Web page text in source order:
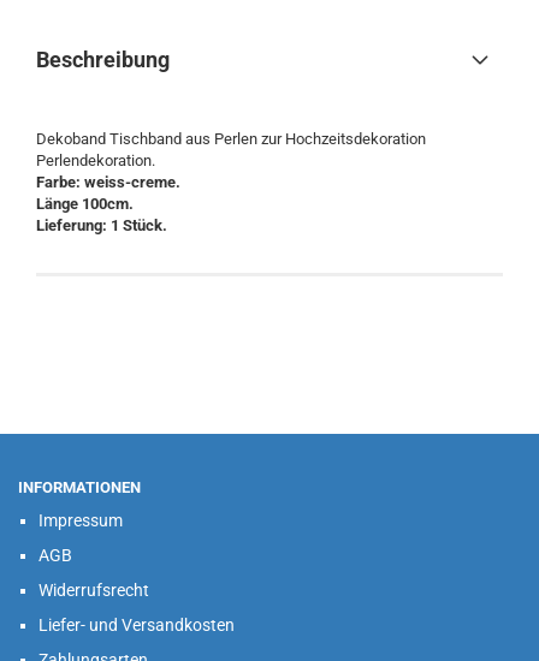
Beschreibung
Dekoband Tischband aus Perlen zur Hochzeitsdekoration
Perlendekoration.
Farbe: weiss-creme.
Länge 100cm.
Lieferung: 1 Stück.
INFORMATIONEN
Impressum
AGB
Widerrufsrecht
Liefer- und Versandkosten